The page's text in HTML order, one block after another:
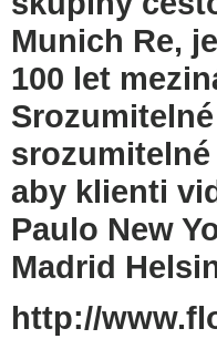
Munich Re,
100 let
aby klienti
Paulo New
Madrid
http://